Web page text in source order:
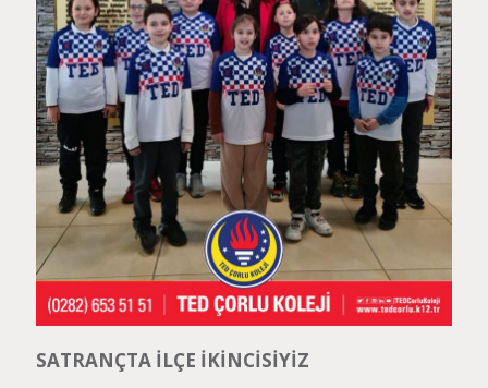
SATRANÇTA İLÇE İKİNCİSİYİZ